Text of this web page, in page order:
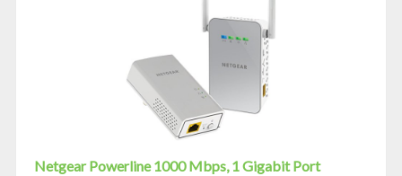
Netgear Powerline 1000 Mbps, 1 Gigabit Port